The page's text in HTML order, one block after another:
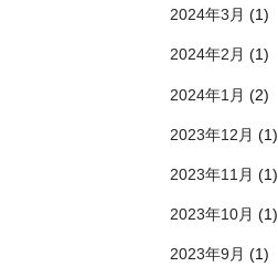
2024年3月 (1)
2024年2月 (1)
2024年1月 (2)
2023年12月 (1)
2023年11月 (1)
2023年10月 (1)
2023年9月 (1)